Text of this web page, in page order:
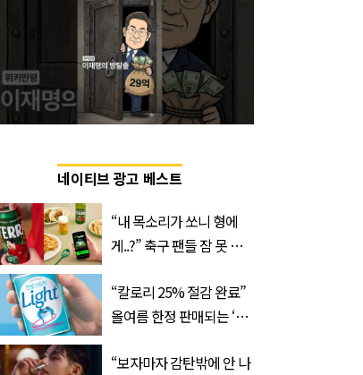
네이티브 광고 베스트
“내 목소리가 쏘니 형에
게..?” 축구 팬들 잠 못 들
트
“칼로리 25% 절감 완료”
올여름 한정 판매되는 ‘최
“보자마자 감탄밖에 안 나